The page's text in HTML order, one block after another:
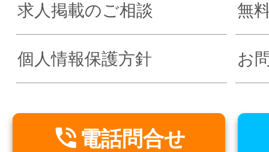
求人掲載のご相談 無
個人情報保護方針 お
 電話問合せ